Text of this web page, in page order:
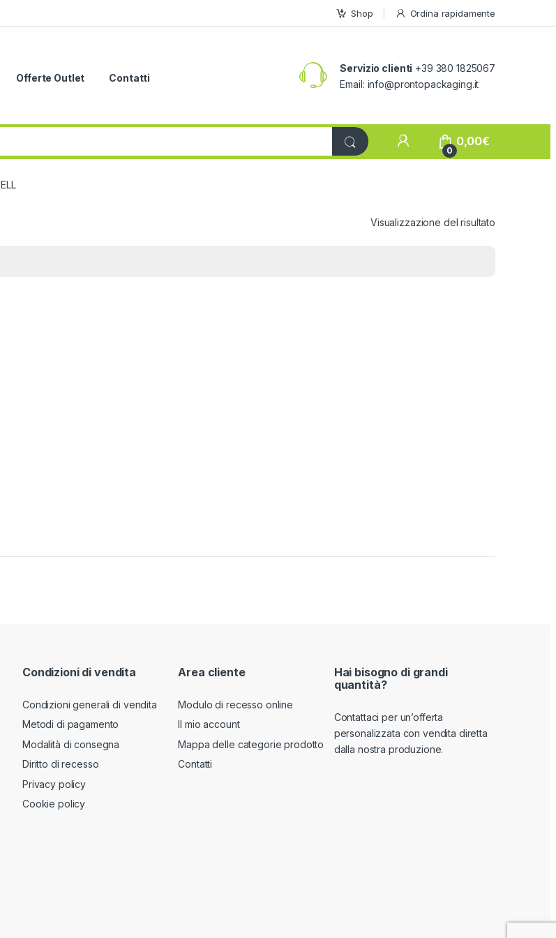
Shop Ordina rapidamente
Offerte Outlet Contatti
Servizio clienti +39 380 1825067
Email: info@prontopackaging.it
My Account
0
0,00€
Visualizzazione del risultato
pagina del prodotto
Condizioni di vendita
Condizioni generali di vendita
Metodi di pagamento
Modalità di consegna
Diritto di recesso
Privacy policy
Cookie policy
Area cliente
Modulo di recesso online
Il mio account
Mappa delle categorie prodotto
Contatti
Hai bisogno di grandi
quantità?
Contattaci per un’offerta
personalizzata con vendita diretta
dalla nostra produzione.